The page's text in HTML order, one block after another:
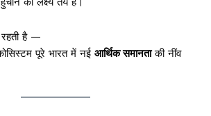
है —
पूरे भारत में नई आर्थिक समानताकी नींव